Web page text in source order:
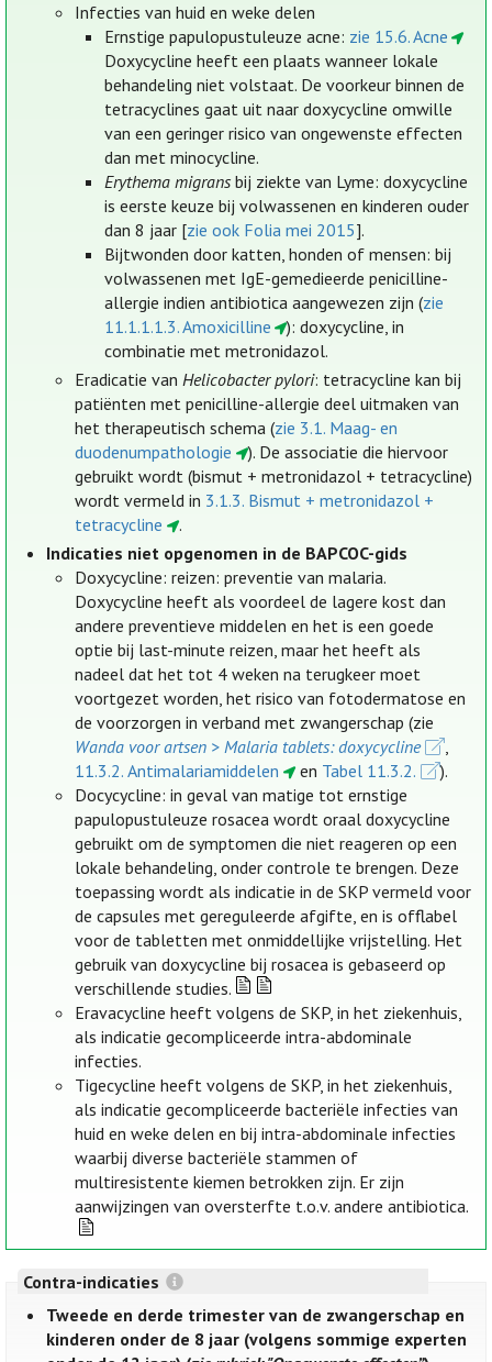
Infecties van huid en weke delen
Ernstige papulopustuleuze acne: zie 15.6. Acne
Doxycycline heeft een plaats wanneer lokale
behandeling niet volstaat. De voorkeur binnen de
tetracyclines gaat uit naar doxycycline omwille
van een geringer risico van ongewenste effecten
dan met minocycline.
Erythema migransbij ziekte van Lyme: doxycycline
is eerste keuze bij volwassenen en kinderen ouder
dan 8 jaar [zie ook Folia mei 2015].
Bijtwonden door katten, honden of mensen: bij
volwassenen met IgE-gemedieerde penicilline-
allergie indien antibiotica aangewezen zijn (zie
11.1.1.1.3. Amoxicilline
): doxycycline, in
combinatie met metronidazol.
Eradicatie vanHelicobacter pylori: tetracycline kan bij
patiënten met penicilline-allergie deel uitmaken van
het therapeutisch schema (zie 3.1. Maag- en
duodenumpathologie
). De associatie die hiervoor
gebruikt wordt (bismut + metronidazol + tetracycline)
wordt vermeld in 3.1.3. Bismut + metronidazol +
tetracycline
.
Indicaties niet opgenomen in de BAPCOC-gids
Doxycycline: reizen: preventie van malaria.
Doxycycline heeft als voordeel de lagere kost dan
andere preventieve middelen en het is een goede
optie bij last-minute reizen, maar het heeft als
nadeel dat het tot 4 weken na terugkeer moet
voortgezet worden, het risico van fotodermatose en
de voorzorgen in verband met zwangerschap (zie
Wanda voor artsen > Malaria tablets: doxycycline
,
11.3.2. Antimalariamiddelen
en Tabel 11.3.2.
).
Docycycline: in geval van matige tot ernstige
papulopustuleuze rosacea wordt oraal doxycycline
gebruikt om de symptomen die niet reageren op een
lokale behandeling, onder controle te brengen. Deze
toepassing wordt als indicatie in de SKP vermeld voor
de capsules met gereguleerde afgifte, en is offlabel
voor de tabletten met onmiddellijke vrijstelling. Het
gebruik van doxycycline bij rosacea is gebaseerd op
verschillende studies.
Eravacycline heeft volgens de SKP, in het ziekenhuis,
als indicatie gecompliceerde intra-abdominale
infecties.
Tigecycline heeft volgens de SKP, in het ziekenhuis,
als indicatie gecompliceerde bacteriële infecties van
huid en weke delen en bij intra-abdominale infecties
waarbij diverse bacteriële stammen of
multiresistente kiemen betrokken zijn. Er zijn
aanwijzingen van oversterfte t.o.v. andere antibiotica.
Contra-indicaties
Tweede en derde trimester van de zwangerschap en
kinderen onder de 8 jaar (volgens sommige experten